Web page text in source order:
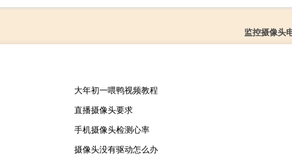
监控摄像头
大年初一喂鸭视频教程
直播摄像头要求
手机摄像头检测心率
摄像头没有驱动怎么办